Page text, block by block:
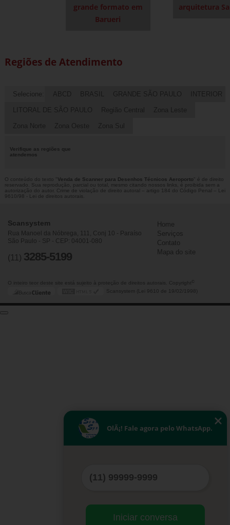
grande formato em
Barueri
arquitetura
Regiões de Atendimento
Selecione: ABCD BRASIL GRANDE SÃO PAULO INTERIOR
LITORAL DE SÃO PAULO Região Central Zona Leste
Zona Norte Zona Oeste Zona Sul
Verifique as regiões que
atendemos
O conteúdo do texto " Venda de Scanner para Desenhos Técnicos Aeroporto " é de direito
reservado. Sua reprodução, parcial ou total, mesmo citando nossos links, é proibida sem a
autorização do autor. Crime de violação de direito autoral – artigo 184 do Código Penal – Lei
9610/98 - Lei de direitos autorais .
Scansystem
Rua Manoel da Nóbrega, 111, Conj 10 - Paraíso
São Paulo - SP - CEP: 04001-080
(11) 3285-5199
Home
Serviços
Contato
Mapa do site
O inteiro teor deste site está sujeito à proteção de direitos autorais. Copyright
Scansystem (Lei 9610 de 19/02/1998)
OlÃ¡! Fale agora pelo WhatsApp.
Iniciar conversa